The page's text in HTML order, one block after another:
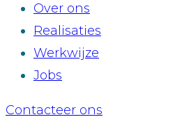
Over ons
Realisaties
Werkwijze
Jobs
Contacteer ons